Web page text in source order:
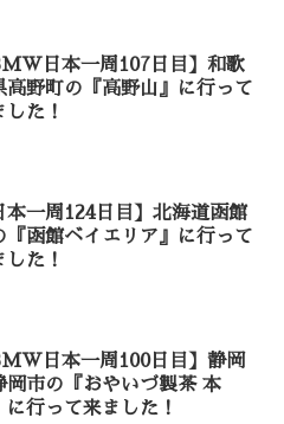
日本一周107日目】和歌
高野町の『高野山』に行って
した！
本一周124日目】北海道函館
『函館ベイエリア』に行って
した！
日本一周100日目】静岡
岡市の『おやいづ製茶 本
に行って来ました！